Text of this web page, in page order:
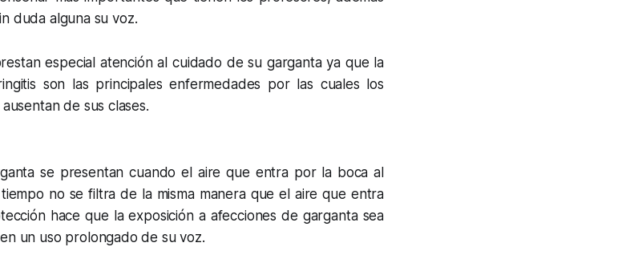
duda alguna su voz.
especial atención al cuidado de su garganta ya que la
son las principales enfermedades por las cuales los
de sus clases.
se presentan cuando el aire que entra por la boca al
no se filtra de la misma manera que el aire que entra
hace que la exposición a afecciones de garganta sea
un uso prolongado de su voz.